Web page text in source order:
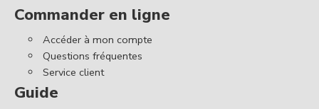
Commander en ligne
Accéder à mon compte
Questions fréquentes
Service client
Guide